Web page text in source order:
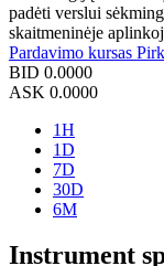
padėti verslui
skaitmeninėje
Pardavimo kursas
BID 0.0000
ASK 0.0000
1H
1D
7D
30D
6M
Instrument